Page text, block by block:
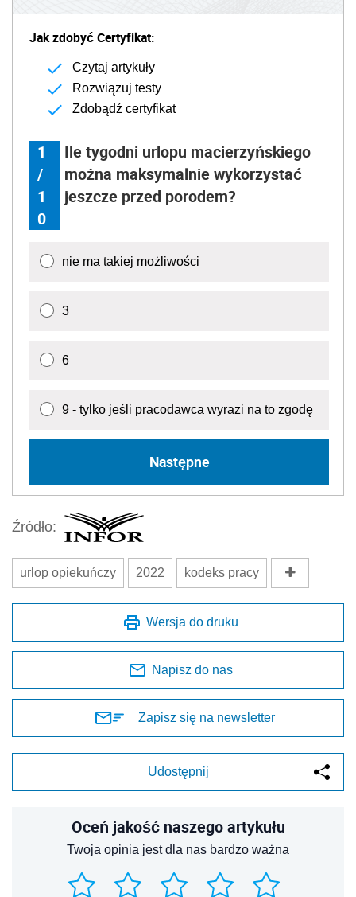
Jak zdobyć Certyfikat:
Czytaj artykuły
Rozwiązuj testy
Zdobądź certyfikat
1
/
1
0
Ile tygodni urlopu macierzyńskiego
można maksymalnie wykorzystać
jeszcze przed porodem?
nie ma takiej możliwości
3
6
9 - tylko jeśli pracodawca wyrazi na to zgodę
Następne
Źródło:
urlop opiekuńczy 2022 kodeks pracy
Wersja do druku
Napisz do nas
Zapisz się na newsletter
Udostępnij
Oceń jakość naszego artykułu
Twoja opinia jest dla nas bardzo ważna